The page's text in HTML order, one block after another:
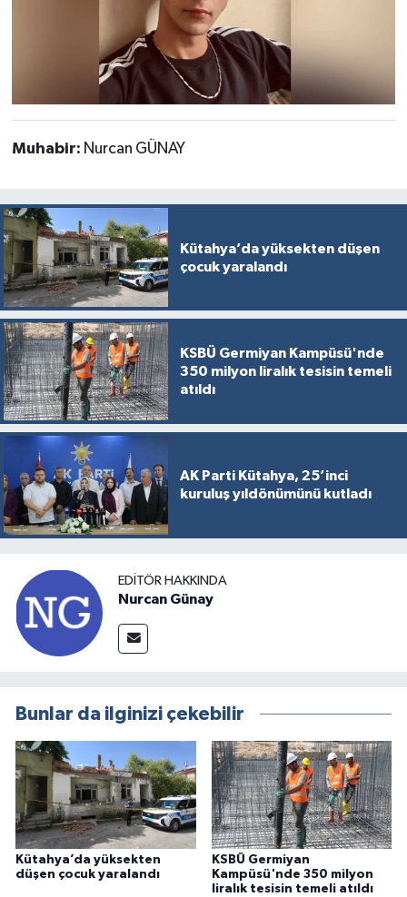
Muhabir: Nurcan GÜNAY
Kütahya’da yüksekten düşen
çocuk yaralandı
KSBÜ Germiyan Kampüsü'nde
350 milyon liralık tesisin temeli
atıldı
AK Parti Kütahya, 25’inci
kuruluş yıldönümünü kutladı
EDITÖR HAKKINDA
Nurcan Günay
Bunlar da ilginizi çekebilir
Kütahya’da yüksekten
düşen çocuk yaralandı
KSBÜ Germiyan
Kampüsü'nde 350 milyon
liralık tesisin temeli atıldı